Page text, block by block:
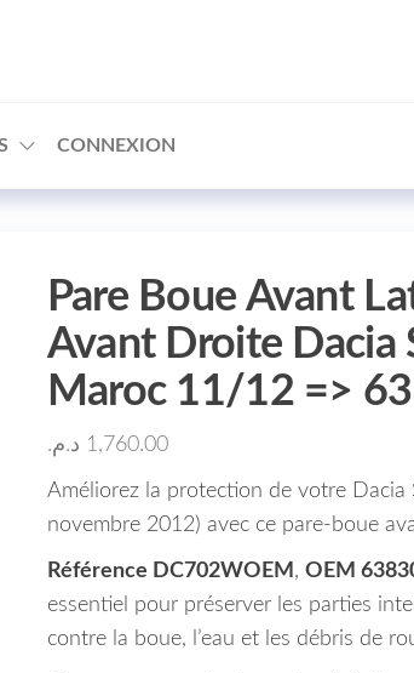
CONNEXION
Pare Boue Avant
Avant Droite Dacia
Maroc 11/12 =>
1,760.00 د.م.
Améliorez la protection de votre Dacia
novembre 2012) avec ce pare-boue
Référence DC702WOEM , OEM
essentiel pour préserver les parties
contre la boue, l’eau et les débris de